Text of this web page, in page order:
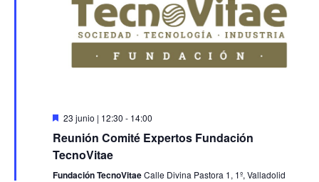
Destacado
23 junio | 12:30 - 14:00
Reunión Comité Expertos Fundación
TecnoVitae
Fundación TecnoVitaeCalle Divina Pastora 1, 1º, Valladolid